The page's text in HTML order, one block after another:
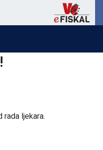
rada ljekara.